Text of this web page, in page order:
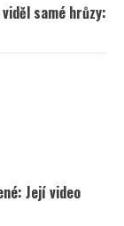
samé hrůzy:
Její video